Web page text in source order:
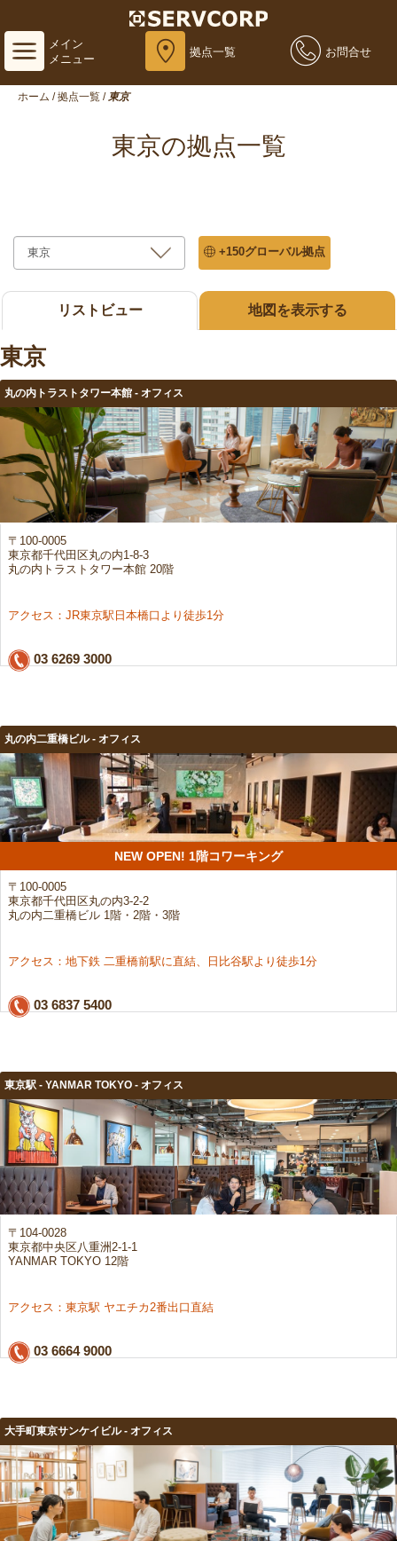
メイン
メニュー
拠点一覧 お問合せ
ホーム / 拠点一覧 / 東京
東京の拠点一覧
+150グローバル拠点
リストビュー 地図を表示する
東京
丸の内トラストタワー本館 - オフィス
〒100-0005
東京都千代田区丸の内1-8-3
丸の内トラストタワー本館 20階
アクセス：JR東京駅日本橋口より徒歩1分
03 6269 3000
丸の内二重橋ビル - オフィス
NEW OPEN! 1階コワーキング
〒100-0005
東京都千代田区丸の内3-2-2
丸の内二重橋ビル 1階・2階・3階
アクセス：地下鉄 二重橋前駅に直結、日比谷駅より徒歩1分
03 6837 5400
東京駅 - YANMAR TOKYO - オフィス
〒104-0028
東京都中央区八重洲2-1-1
YANMAR TOKYO 12階
アクセス：東京駅 ヤエチカ2番出口直結
03 6664 9000
大手町東京サンケイビル - オフィス